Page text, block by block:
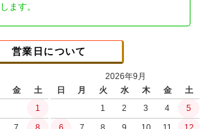
ます。
営業日について
金
土
1
2026年9月
日
月 火 水 木 金
土
1
2 3 4
5